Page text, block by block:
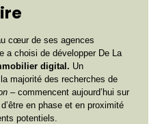
cœur de ses agences
a choisi de développer De La
digital. Un
majorité des recherches de
– commencent aujourd’hui sur
en phase et en proximité
potentiels.